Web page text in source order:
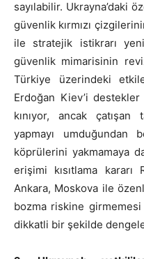
sayılabilir. Ukrayna’daki
güvenlik kırmızı
ile stratejik istikrarı
güvenlik mimarisinin
Türkiye üzerindeki
Erdoğan Kiev’i
kınıyor, ancak çatışan
yapmayı
köprülerini yakmamaya
erişimi kısıtlama kararı
Ankara, Moskova ile
bozma riskine girmemesi
dikkatli bir şekilde